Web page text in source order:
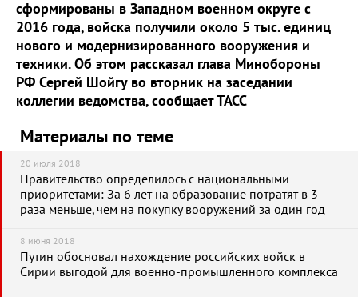
сформированы в Западном военном округе с
2016 года, войска получили около 5 тыс. единиц
нового и модернизированного вооружения и
техники. Об этом рассказал глава Минобороны
РФ Сергей Шойгу во вторник на заседании
коллегии ведомства, сообщает ТАСС
Материалы по теме
20 июля 2018
Правительство определилось с национальными
приоритетами: За 6 лет на образование потратят в 3
раза меньше, чем на покупку вооружений за один год
8 июня 2018
Путин обосновал нахождение российских войск в
Сирии выгодой для военно-промышленного комплекса